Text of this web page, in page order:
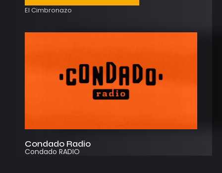
El Cimbronazo
Condado Radio
Condado RADIO